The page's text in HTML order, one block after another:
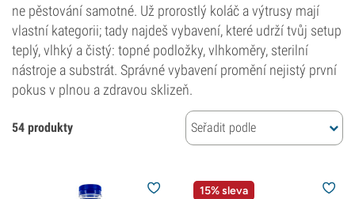
ne pěstování samotné. Už prorostlý koláč a výtrusy mají
vlastní kategorii; tady najdeš vybavení, které udrží tvůj setup
teplý, vlhký a čistý: topné podložky, vlhkoměry, sterilní
nástroje a substrát. Správné vybavení promění nejistý první
pokus v plnou a zdravou sklizeň.
54 produkty Seřadit podle
15% sleva